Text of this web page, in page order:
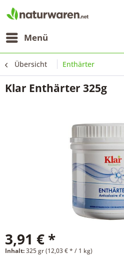
Menü
Übersicht Enthärter
Klar Enthärter 325g
3,91 € *
Inhalt:325 gr (12,03 € * / 1 kg)